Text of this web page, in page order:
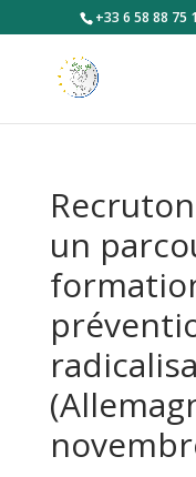
+33 6 58 88 75
un